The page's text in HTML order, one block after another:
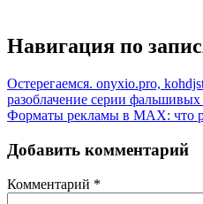
Навигация по
Остерегаемся. onyxio.pro,
разоблачение серии
Форматы рекламы в MAX: что
Добавить комментарий
Комментарий *